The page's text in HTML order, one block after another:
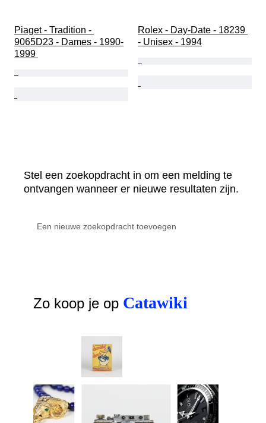
Piaget - Tradition -
9065D23 - Dames - 1990-
1999
Rolex - Day-Date - 18239
- Unisex - 1994
Stel een zoekopdracht in om een melding te
ontvangen wanneer er nieuwe resultaten zijn.
Zo koop je op Catawiki